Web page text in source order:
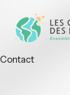
Contact